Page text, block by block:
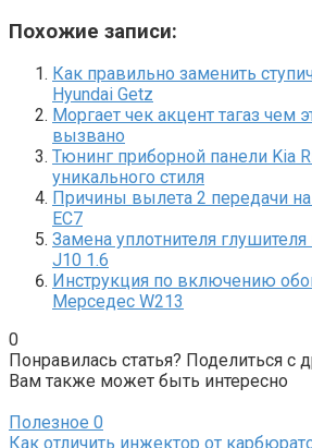
Похожие записи:
Как правильно заменить
Hyundai Getz
Моргает чек акцент тагаз чем
вызвано
Тюнинг приборной панели Kia
уникального стиля
Причины вылета 2 передачи
ЕС7
Замена уплотнителя
J10 1.6
Инструкция по включению
Мерседес W213
0
Понравилась статья? Поделиться с
Вам также может быть интересно
Полезное 0
Как отличить инжектор от